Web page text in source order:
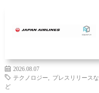
2026.08.07
テクノロジー
プレスリリースな
ど